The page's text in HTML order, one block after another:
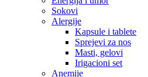
Sokovi
Alergije
Kapsule i tablete
Sprejevi za nos
Masti, gelovi
Irigacioni set
Anemije